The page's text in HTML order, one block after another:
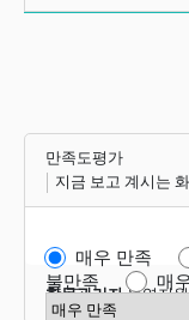
만족도평가
지금 보고 계시는
매우 만족
불만족
매
만족도 점수 선택
항목관리자운영지